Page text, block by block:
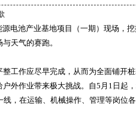
电池产业基地项目（一期）现场，
天气的赛跑。
作应尽早完成，从而为全面铺开桩
外作业带来极大挑战。自5月1日起
线，在运输、机械操作、管理等岗位